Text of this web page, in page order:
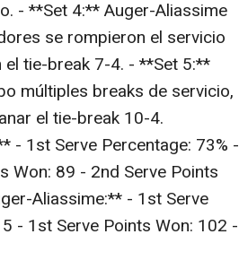
- **Set 4:** Auger-Aliassime
se rompieron el servicio
tie-break 7-4. - **Set 5:**
múltiples breaks de servicio,
el tie-break 10-4.
- 1st Serve Percentage: 73% -
Won: 89 - 2nd Serve Points
Aliassime:** - 1st Serve
- 1st Serve Points Won: 102 -